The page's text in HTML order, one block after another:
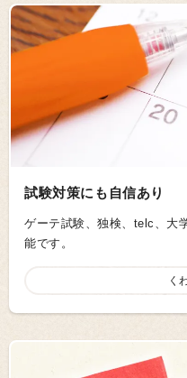
試験対策にも自信あり
ゲーテ試験、独検、telc、大
能です。
く